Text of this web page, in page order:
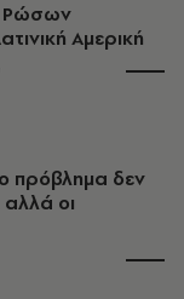
Ρώσων
Αμερική
πρόβλημα δεν
οι